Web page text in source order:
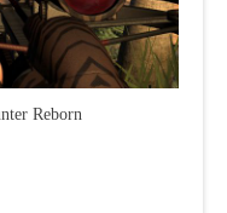
Reborn